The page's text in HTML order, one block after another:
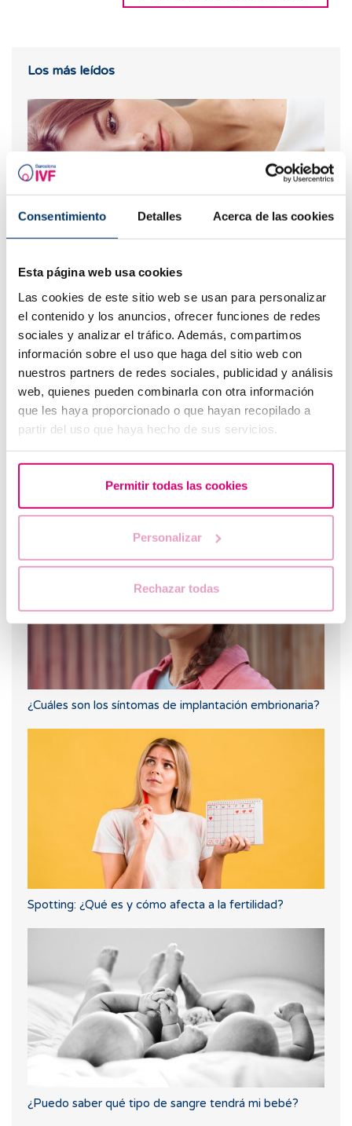
Consentimiento Detalles Acerca de las cookies
Esta página web usa cookies
Las cookies de este sitio web se usan para personalizar
el contenido y los anuncios, ofrecer funciones de redes
sociales y analizar el tráfico. Además, compartimos
información sobre el uso que haga del sitio web con
nuestros partners de redes sociales, publicidad y análisis
web, quienes pueden combinarla con otra información
que les haya proporcionado o que hayan recopilado a
partir del uso que haya hecho de sus servicios.
Permitir todas las cookies
Personalizar
Rechazar todas
Los más leídos
¿Puedo quedar embarazada si he tenido o tengo
quistes en los ovarios?
¿Qué hacer si hay retraso menstrual con un test de
embarazo negativo?
¿Cuáles son los síntomas de implantación embrionaria?
Spotting: ¿Qué es y cómo afecta a la fertilidad?
¿Puedo saber qué tipo de sangre tendrá mi bebé?